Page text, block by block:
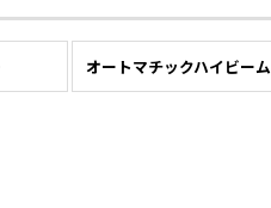
オートマチックハイビーム